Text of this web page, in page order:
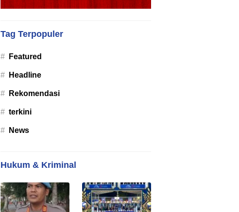
Tag Terpopuler
# Featured
# Headline
# Rekomendasi
# terkini
# News
Hukum & Kriminal